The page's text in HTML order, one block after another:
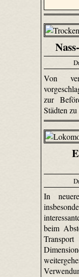
Von
zur
Städten
In
beim